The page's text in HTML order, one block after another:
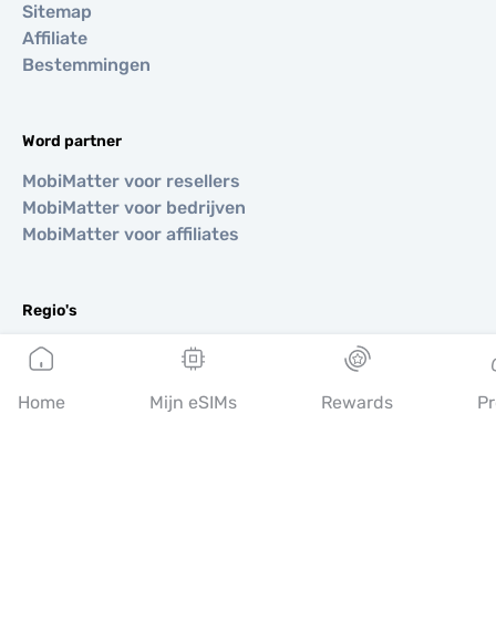
Sitemap
Affiliate
Bestemmingen
Word partner
MobiMatter voor resellers
MobiMatter voor bedrijven
MobiMatter voor affiliates
Regio's
eSIM voor Europa
eSIM voor Azië
eSIM voor Amerika
Home Mijn eSIMs Rewards